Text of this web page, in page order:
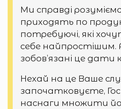
Ми справді
приходять по
потребуючі, які
себе найпростішим.
зобов’язані це дати
Нехай на це Ваше
започатковуєте,
наснаги множити